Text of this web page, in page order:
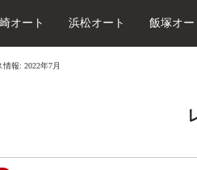
オート 浜松オート 飯塚オー
情報: 2022年7月